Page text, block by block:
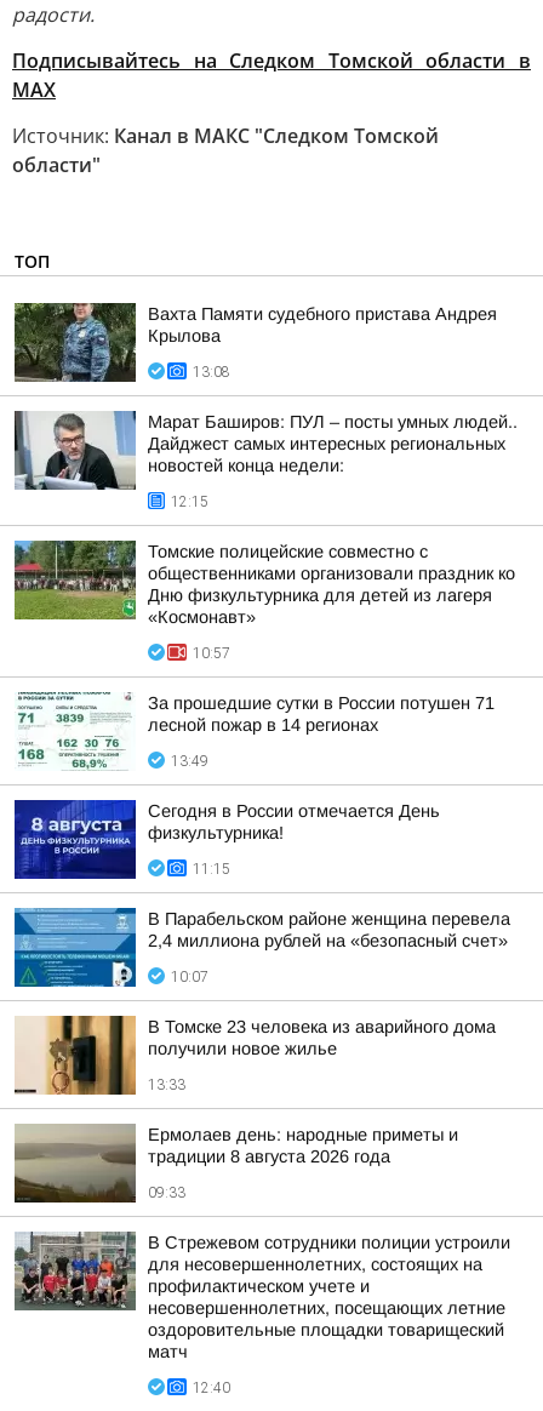
радости.
Подписывайтесь на Следком Томской области в
МАХ
Источник: Канал в МАКС "Следком Томской
области"
ТОП
Вахта Памяти судебного пристава Андрея
Крылова
13:08
Марат Баширов: ПУЛ – посты умных людей..
Дайджест самых интересных региональных
новостей конца недели:
12:15
Томские полицейские совместно с
общественниками организовали праздник ко
Дню физкультурника для детей из лагеря
«Космонавт»
10:57
За прошедшие сутки в России потушен 71
лесной пожар в 14 регионах
13:49
Сегодня в России отмечается День
физкультурника!
11:15
В Парабельском районе женщина перевела
2,4 миллиона рублей на «безопасный счет»
10:07
В Томске 23 человека из аварийного дома
получили новое жилье
13:33
Ермолаев день: народные приметы и
традиции 8 августа 2026 года
09:33
В Стрежевом сотрудники полиции устроили
для несовершеннолетних, состоящих на
профилактическом учете и
несовершеннолетних, посещающих летние
оздоровительные площадки товарищеский
матч
12:40